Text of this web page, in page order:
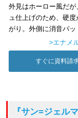
外見はホーロー風だ
ュ仕上げのため、硬
がり。外側に消音パッ
>エナメ
すぐに資料請
『サン=ジェル